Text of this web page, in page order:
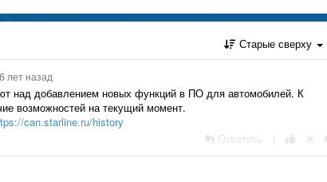
Старые сверху
6 лет назад
над добавлением новых функций в ПО для автомобилей. К
возможностей на текущий момент.
can.starline.ru/history
Ответить